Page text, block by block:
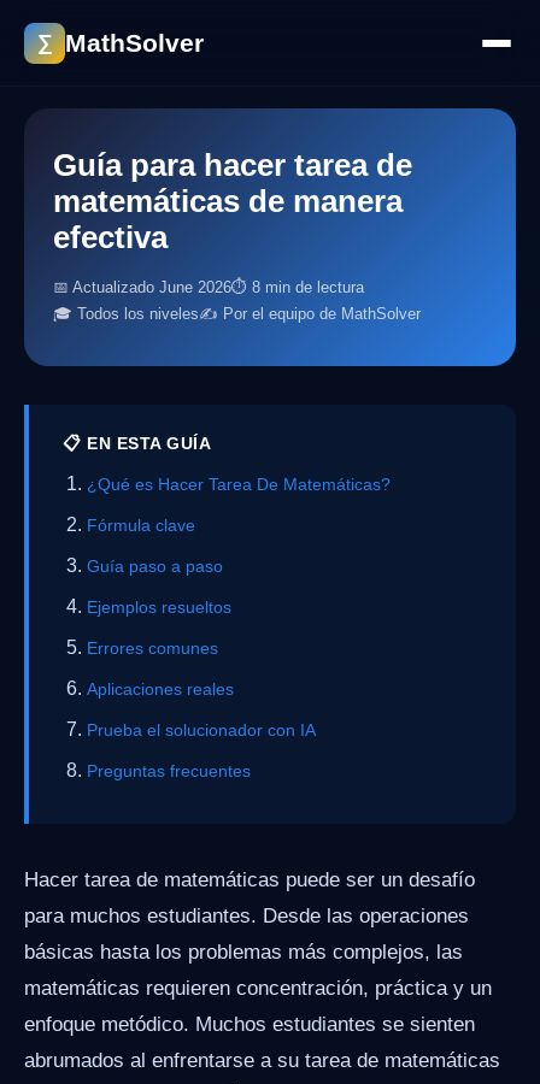
∑ MathSolver
Guía para hacer tarea de
matemáticas de manera
efectiva
📅 Actualizado June 2026⏱ 8 min de lectura
🎓 Todos los niveles✍️ Por el equipo de MathSolver
📋 EN ESTA GUÍA
¿Qué es Hacer Tarea De Matemáticas?
Fórmula clave
Guía paso a paso
Ejemplos resueltos
Errores comunes
Aplicaciones reales
Prueba el solucionador con IA
Preguntas frecuentes
Hacer tarea de matemáticas puede ser un desafío
para muchos estudiantes. Desde las operaciones
básicas hasta los problemas más complejos, las
matemáticas requieren concentración, práctica y un
enfoque metódico. Muchos estudiantes se sienten
abrumados al enfrentarse a su tarea de matemáticas